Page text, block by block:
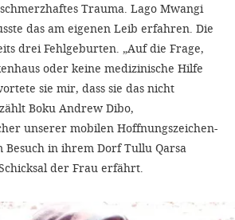
Trauma. Lago Mwangi
das am eigenen Leib erfahren. Die
drei Fehlgeburten. „Auf die Frage,
oder keine medizinische Hilfe
sie mir, dass sie das nicht
Boku Andrew Dibo,
unserer mobilen Hoffnungszeichen-
in ihrem Dorf Tullu Qarsa
der Frau erfährt.